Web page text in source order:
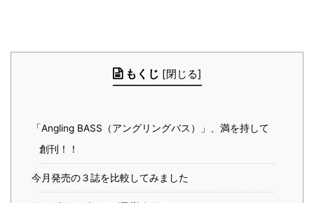
もくじ [閉じる]
「Angling BASS（アングリングバス）」、満を持して
創刊！！
今月発売の３誌を比較してみました